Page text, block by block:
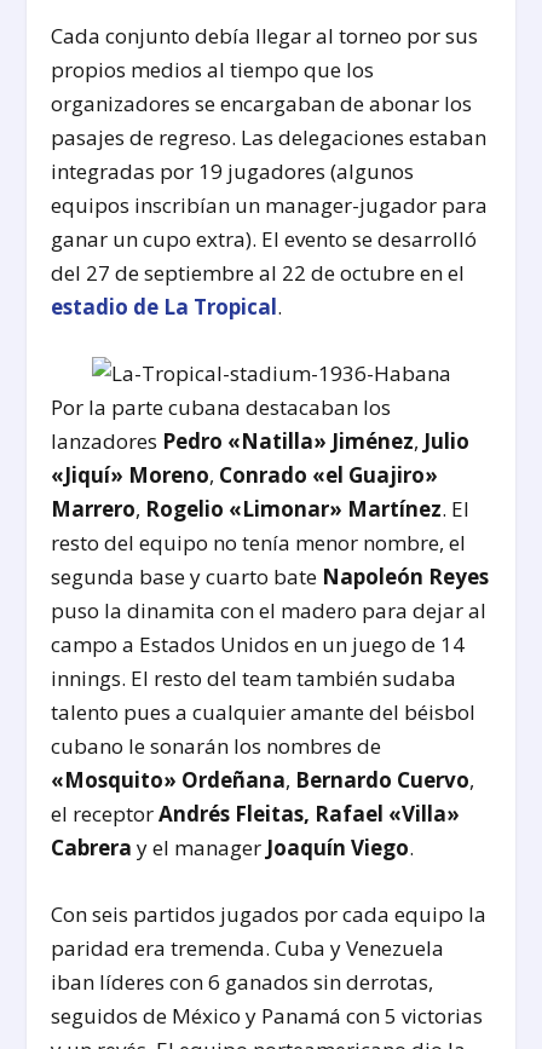
Cada conjunto debía llegar al torneo por sus
propios medios al tiempo que los
organizadores se encargaban de abonar los
pasajes de regreso. Las delegaciones estaban
integradas por 19 jugadores (algunos
equipos inscribían un manager-jugador para
ganar un cupo extra). El evento se desarrolló
del 27 de septiembre al 22 de octubre en el
estadio de La Tropical.
Por la parte cubana destacaban los
lanzadores Pedro «Natilla» Jiménez, Julio
«Jiquí» Moreno, Conrado «el Guajiro»
Marrero, Rogelio «Limonar» Martínez. El
resto del equipo no tenía menor nombre, el
segunda base y cuarto bate Napoleón Reyes
puso la dinamita con el madero para dejar al
campo a Estados Unidos en un juego de 14
innings. El resto del team también sudaba
talento pues a cualquier amante del béisbol
cubano le sonarán los nombres de
«Mosquito» Ordeñana, Bernardo Cuervo,
el receptorAndrés Fleitas, Rafael «Villa»
Cabrera y el manager Joaquín Viego.
Con seis partidos jugados por cada equipo la
paridad era tremenda. Cuba y Venezuela
iban líderes con 6 ganados sin derrotas,
seguidos de México y Panamá con 5 victorias